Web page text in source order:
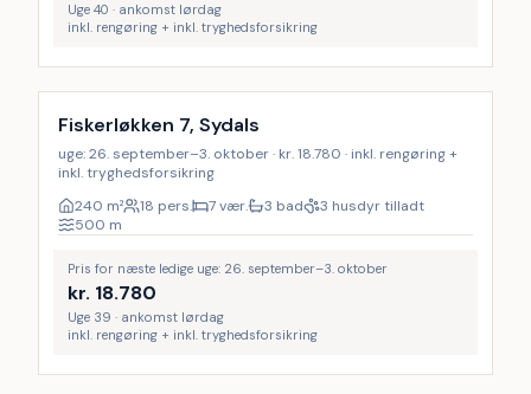
Uge 40 · ankomst lørdag
inkl. rengøring + inkl. tryghedsforsikring
Inkl. rengøring
Fiskerløkken 7, Sydals
uge: 26. september–3. oktober · kr. 18.780 · inkl. rengøring +
inkl. tryghedsforsikring
240 m² 18 pers. 7 vær. 3 bad
3 husdyr tilladt
500 m
Pris for næste ledige uge: 26. september–3. oktober
kr. 18.780
Uge 39 · ankomst lørdag
inkl. rengøring + inkl. tryghedsforsikring
Inkl. rengøring